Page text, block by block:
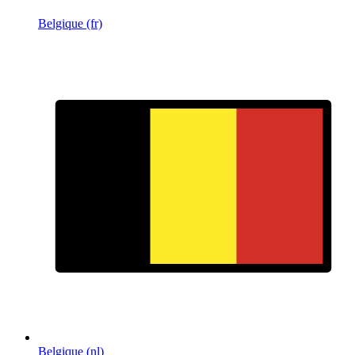
Belgique (fr)
Belgique (nl)